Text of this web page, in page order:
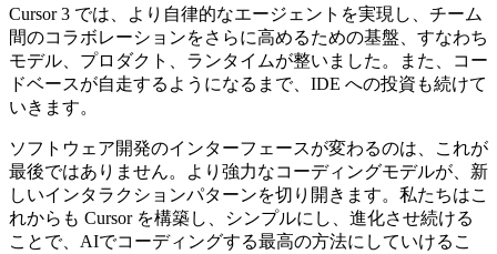
Cursor 3 では、より自律的なエージェントを実現し、チーム
間のコラボレーションをさらに高めるための基盤、すなわち
モデル、プロダクト、ランタイムが整いました。また、コー
ドベースが自走するようになるまで、IDE への投資も続けて
いきます。
ソフトウェア開発のインターフェースが変わるのは、これが
最後ではありません。より強力なコーディングモデルが、新
しいインタラクションパターンを切り開きます。私たちはこ
れからも Cursor を構築し、シンプルにし、進化させ続ける
ことで、AIでコーディングする最高の方法にしていけるこ